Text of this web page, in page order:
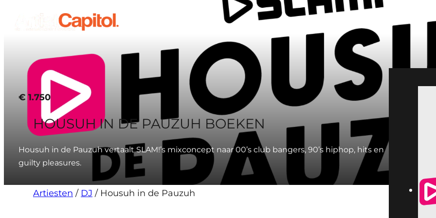
inhoud
€ 1.750
HOUSUH IN DE PAUZUH BOEKEN
Housuh in de Pauzuh vertaalt SLAM!’s mixconcept naar 00’s club bangers, 90’s hiphop, hits en
guilty pleasures.
Artiesten / DJ / Housuh in de Pauzuh